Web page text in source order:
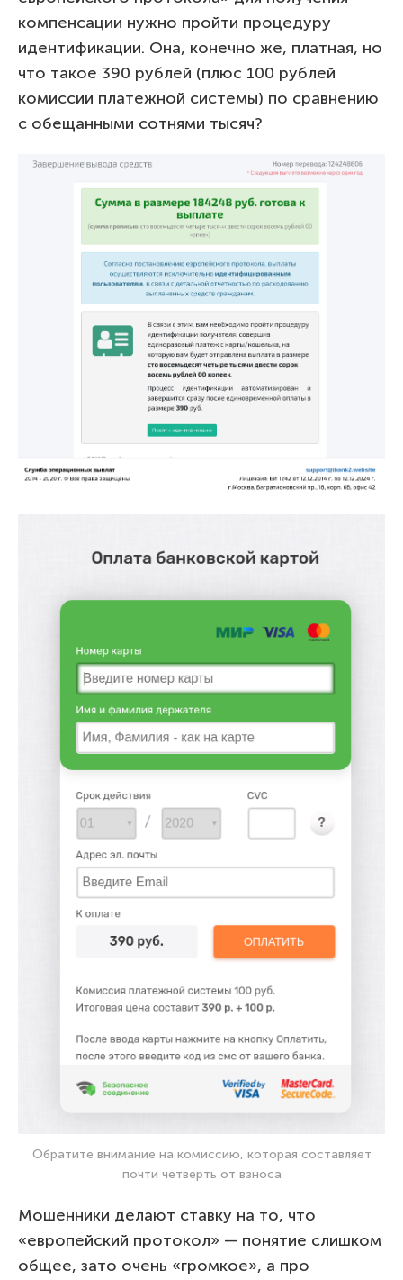
компенсации нужно пройти процедуру
идентификации. Она, конечно же, платная, но
что такое 390 рублей (плюс 100 рублей
комиссии платежной системы) по сравнению
с обещанными сотнями тысяч?
Обратите внимание на комиссию, которая составляет
почти четверть от взноса
Мошенники делают ставку на то, что
«европейский протокол» — понятие слишком
общее, зато очень «громкое», а про